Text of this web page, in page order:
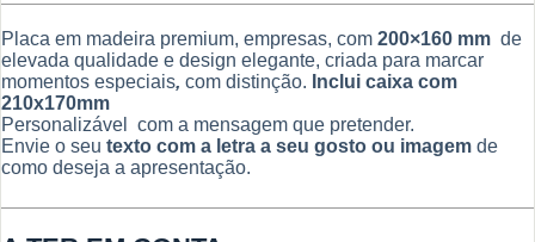
Placa em madeira premium, empresas, com 200×160 mm de
elevada qualidade e design elegante, criada para marcar
momentos especiais, com distinção. Inclui caixa com
210x170mm
Personalizável com a mensagem que pretender.
Envie o seu texto com a letra a seu gosto ou imagem de
como deseja a apresentação.